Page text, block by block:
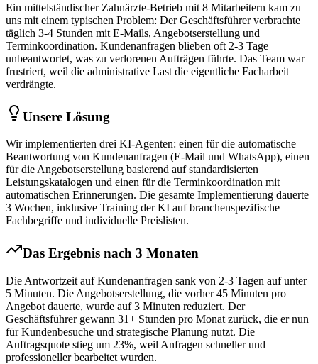
Ein mittelständischer Zahnärzte-Betrieb mit 8 Mitarbeitern kam zu
uns mit einem typischen Problem: Der Geschäftsführer verbrachte
täglich 3-4 Stunden mit E-Mails, Angebotserstellung und
Terminkoordination. Kundenanfragen blieben oft 2-3 Tage
unbeantwortet, was zu verlorenen Aufträgen führte. Das Team war
frustriert, weil die administrative Last die eigentliche Facharbeit
verdrängte.
Unsere Lösung
Wir implementierten drei KI-Agenten: einen für die automatische
Beantwortung von Kundenanfragen (E-Mail und WhatsApp), einen
für die Angebotserstellung basierend auf standardisierten
Leistungskatalogen und einen für die Terminkoordination mit
automatischen Erinnerungen. Die gesamte Implementierung dauerte
3 Wochen, inklusive Training der KI auf branchenspezifische
Fachbegriffe und individuelle Preislisten.
Das Ergebnis nach 3 Monaten
Die Antwortzeit auf Kundenanfragen sank von 2-3 Tagen auf unter
5 Minuten. Die Angebotserstellung, die vorher 45 Minuten pro
Angebot dauerte, wurde auf 3 Minuten reduziert. Der
Geschäftsführer gewann 31+ Stunden pro Monat zurück, die er nun
für Kundenbesuche und strategische Planung nutzt. Die
Auftragsquote stieg um 23%, weil Anfragen schneller und
professioneller bearbeitet wurden.